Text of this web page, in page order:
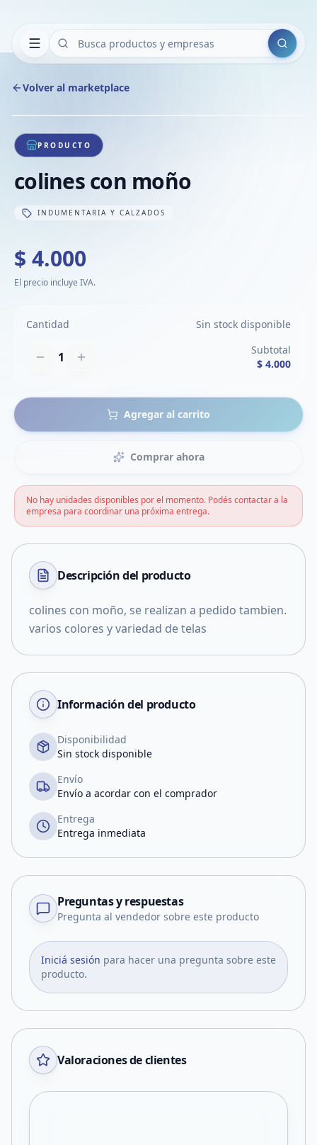
Buscar
Volver al marketplace
1/1
PRODUCTO
colines con moño
INDUMENTARIA Y CALZADOS
$ 4.000
El precio incluye IVA.
Cantidad Sin stock disponible
1
Subtotal
$ 4.000
Agregar al carrito
Comprar ahora
No hay unidades disponibles por el momento. Podés contactar a la
empresa para coordinar una próxima entrega.
Descripción del producto
colines con moño, se realizan a pedido tambien.
varios colores y variedad de telas
Información del producto
Disponibilidad
Sin stock disponible
Envío
Envío a acordar con el comprador
Entrega
Entrega inmediata
Preguntas y respuestas
Pregunta al vendedor sobre este producto
Iniciá sesión para hacer una pregunta sobre este
producto.
Valoraciones de clientes